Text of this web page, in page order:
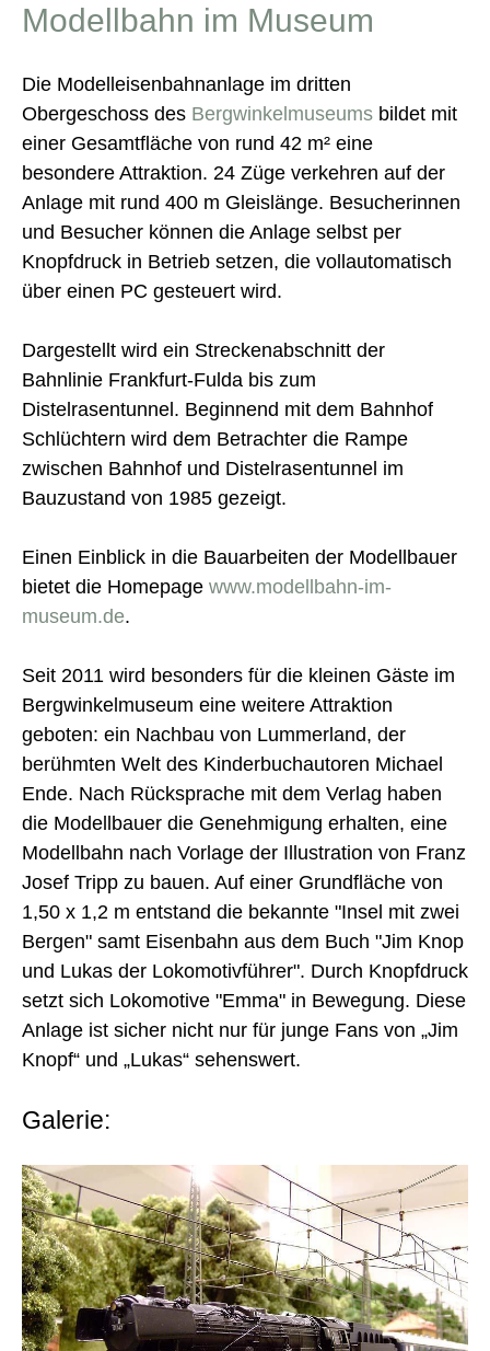
Modellbahn im Museum
Die Modelleisenbahnanlage im dritten
Obergeschoss des Bergwinkelmuseums bildet mit
einer Gesamtfläche von rund 42 m² eine
besondere Attraktion. 24 Züge verkehren auf der
Anlage mit rund 400 m Gleislänge. Besucherinnen
und Besucher können die Anlage selbst per
Knopfdruck in Betrieb setzen, die vollautomatisch
über einen PC gesteuert wird.
Dargestellt wird ein Streckenabschnitt der
Bahnlinie Frankfurt-Fulda bis zum
Distelrasentunnel. Beginnend mit dem Bahnhof
Schlüchtern wird dem Betrachter die Rampe
zwischen Bahnhof und Distelrasentunnel im
Bauzustand von 1985 gezeigt.
Einen Einblick in die Bauarbeiten der Modellbauer
bietet die Homepage www.modellbahn-im-
museum.de.
Seit 2011 wird besonders für die kleinen Gäste im
Bergwinkelmuseum eine weitere Attraktion
geboten: ein Nachbau von Lummerland, der
berühmten Welt des Kinderbuchautoren Michael
Ende. Nach Rücksprache mit dem Verlag haben
die Modellbauer die Genehmigung erhalten, eine
Modellbahn nach Vorlage der Illustration von Franz
Josef Tripp zu bauen. Auf einer Grundfläche von
1,50 x 1,2 m entstand die bekannte "Insel mit zwei
Bergen" samt Eisenbahn aus dem Buch "Jim Knop
und Lukas der Lokomotivführer". Durch Knopfdruck
setzt sich Lokomotive "Emma" in Bewegung. Diese
Anlage ist sicher nicht nur für junge Fans von „Jim
Knopf“ und „Lukas“ sehenswert.
Galerie: